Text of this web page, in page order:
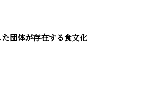
団体が存在する食文化